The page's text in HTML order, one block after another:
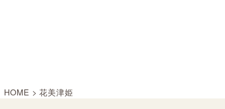
HOME >花美津姫